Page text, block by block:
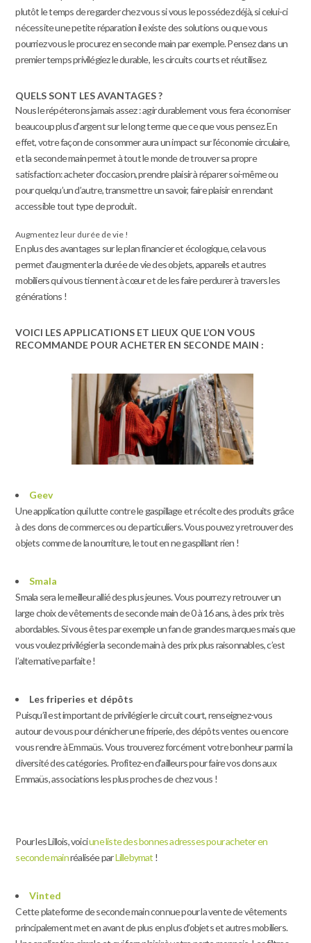
plutôt le temps de regarder chez vous si vous le possédez déjà, si celui-ci
nécessite une petite réparation il existe des solutions ou que vous
pourriez vous le procurez en seconde main par exemple. Pensez dans un
premier temps privilégiez le durable, les circuits courts et réutilisez.
QUELS SONT LES AVANTAGES ?
Nous le répéterons jamais assez : agir durablement vous fera économiser
beaucoup plus d’argent sur le long terme que ce que vous pensez. En
effet, votre façon de consommer aura un impact sur l’économie circulaire,
et la seconde main permet à tout le monde de trouver sa propre
satisfaction: acheter d’occasion, prendre plaisir à réparer soi-même ou
pour quelqu’un d’autre, transmettre un savoir, faire plaisir en rendant
accessible tout type de produit.
Augmentez leur durée de vie !
En plus des avantages sur le plan financier et écologique, cela vous
permet d’augmenter la durée de vie des objets, appareils et autres
mobiliers qui vous tiennent à cœur et de les faire perdurer à travers les
générations !
VOICI LES APPLICATIONS ET LIEUX QUE L’ON VOUS
RECOMMANDE POUR ACHETER EN SECONDE MAIN :
Geev
Une application qui lutte contre le gaspillage et récolte des produits grâce
à des dons de commerces ou de particuliers. Vous pouvez y retrouver des
objets comme de la nourriture, le tout en ne gaspillant rien !
Smala
Smala sera le meilleur allié des plus jeunes. Vous pourrez y retrouver un
large choix de vêtements de seconde main de 0 à 16 ans, à des prix très
abordables. Si vous êtes par exemple un fan de grandes marques mais que
vous voulez privilégier la seconde main à des prix plus raisonnables, c’est
l’alternative parfaite !
Les friperies et dépôts
Puisqu’il est important de privilégier le circuit court, renseignez-vous
autour de vous pour dénicher une friperie, des dépôts ventes ou encore
vous rendre à Emmaüs. Vous trouverez forcément votre bonheur parmi la
diversité des catégories. Profitez-en d’ailleurs pour faire vos dons aux
Emmaüs, associations les plus proches de chez vous !
Pour les Lillois, voiciune liste des bonnes adresses pour acheter en
seconde mainréalisée parLillebymat !
Vinted
Cette plateforme de seconde main connue pour la vente de vêtements
principalement met en avant de plus en plus d’objets et autres mobiliers.